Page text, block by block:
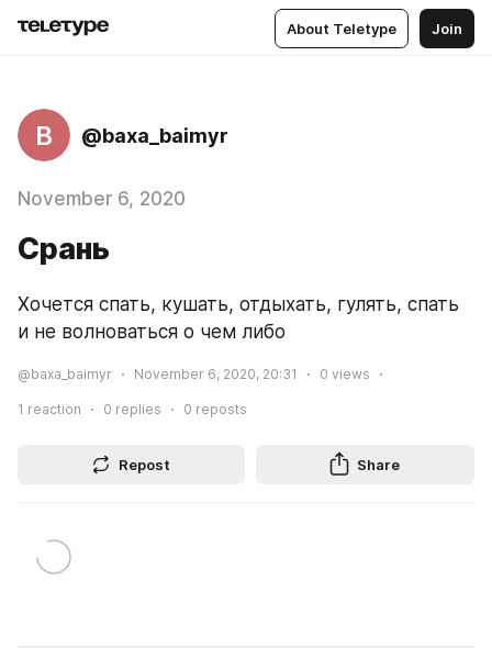
About Teletype Join
B @baxa_baimyr
November 6, 2020
Срань
Хочется спать, кушать, отдыхать, гулять, спать
и не волноваться о чем либо
@baxa_baimyr November 6, 2020, 20:31 0 views
1 reaction 0 replies 0 reposts
Repost Share